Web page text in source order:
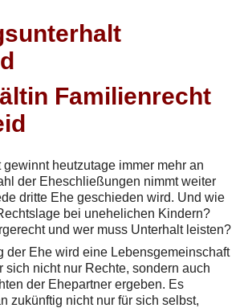
Familienrecht
heutzutage immer mehr an
der Eheschließungen nimmt weiter
dritte Ehe geschieden wird. Und wie
bei unehelichen Kindern?
und wer muss Unterhalt leisten?
der Ehe wird eine Lebensgemeinschaft
sich nicht nur Rechte, sondern auch
der Ehepartner ergeben. Es
zukünftig nicht nur für sich selbst,